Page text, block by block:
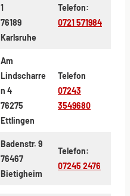
1
76189
Karlsruhe
Telefon:
0721 571984
Am
Lindscharre
n 4
76275
Ettlingen
Telefon
07243
3549680
Badenstr. 9
76467
Bietigheim
Telefon:
07245 2476